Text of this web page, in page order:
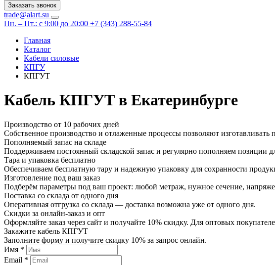
Заказать звонок
trade@alart.su
Пн. – Пт.: с 9:00 до 20:00 +7 (343) 288-55-84
Главная
Каталог
Кабели силовые
КПГУ
КПГУТ
Кабель КПГУТ в Екатеринбурге
Производство от 10 рабочих дней
Собственное производство и отлаженные процессы позволяют
Пополняемый запас на складе
Поддерживаем постоянный складской запас и регулярно пополняем позиции
Тара и упаковка бесплатно
Обеспечиваем бесплатную тару и надежную упаковку для сохранности
Изготовление под ваш заказ
Подберём параметры под ваш проект: любой метраж, нужное сечение,
Поставка со склада от одного дня
Оперативная отгрузка со склада — доставка возможна уже от одного дня.
Скидки за онлайн-заказ и опт
Оформляйте заказ через сайт и получайте 10% скидку. Для оптовых
Закажите кабель КПГУТ
Заполните форму и получите скидку 10% за запрос онлайн.
Имя *
Email *